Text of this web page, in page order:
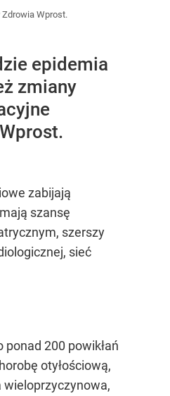
Wprost.
epidemia
zmiany
zabijają
szansę
szerszy
sieć
200 powikłań
otyłościową,
wieloprzyczynowa,